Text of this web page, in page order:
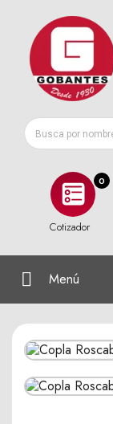
0
Cotizador
Menú